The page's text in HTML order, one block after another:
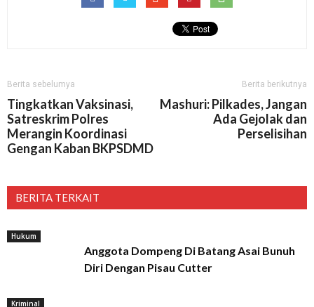
Berita sebelumya
Tingkatkan Vaksinasi,
Satreskrim Polres
Merangin Koordinasi
Gengan Kaban BKPSDMD
Berita berikutnya
Mashuri: Pilkades, Jangan
Ada Gejolak dan
Perselisihan
BERITA TERKAIT
Hukum
Anggota Dompeng Di Batang Asai Bunuh
Diri Dengan Pisau Cutter
Kriminal